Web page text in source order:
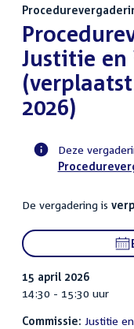
:
Justitie
2026)
activiteit
Deze
De vergadering is
15 april 2026
14:30 - 15:30 uur
Commissie: Justitie